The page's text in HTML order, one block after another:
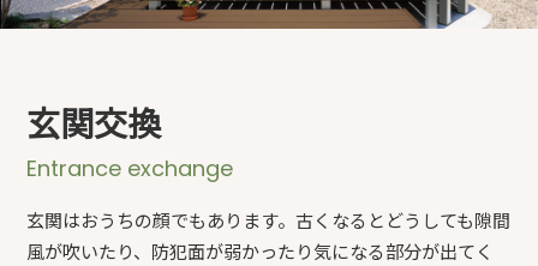
玄関交換
Entrance exchange
玄関はおうちの顔でもあります。古くなるとどうしても隙間
風が吹いたり、防犯面が弱かったり気になる部分が出てく